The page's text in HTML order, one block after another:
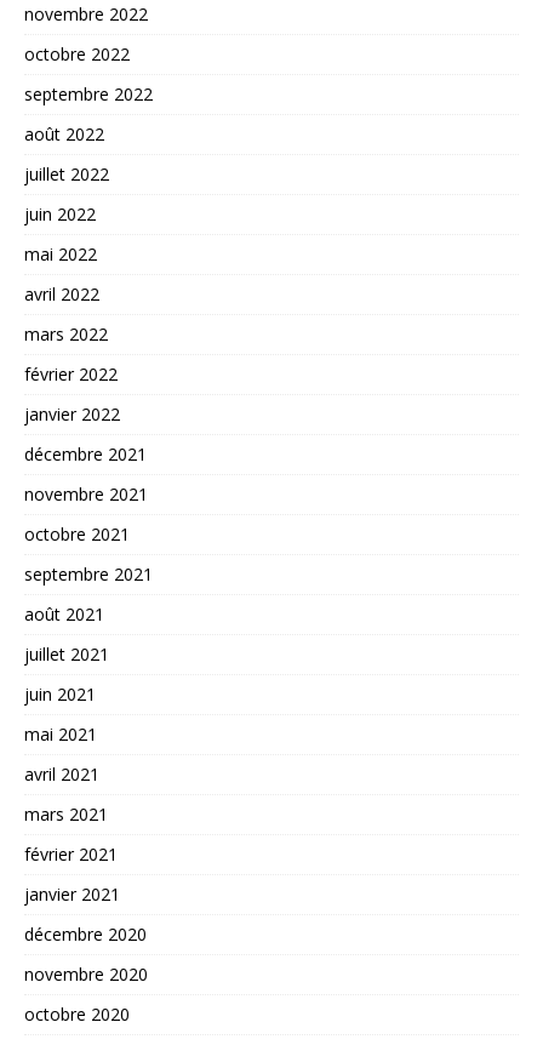
novembre 2022
octobre 2022
septembre 2022
août 2022
juillet 2022
juin 2022
mai 2022
avril 2022
mars 2022
février 2022
janvier 2022
décembre 2021
novembre 2021
octobre 2021
septembre 2021
août 2021
juillet 2021
juin 2021
mai 2021
avril 2021
mars 2021
février 2021
janvier 2021
décembre 2020
novembre 2020
octobre 2020